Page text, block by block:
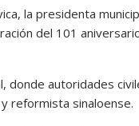
la presidenta
del 101
donde autoridades
reformista sinaloense.